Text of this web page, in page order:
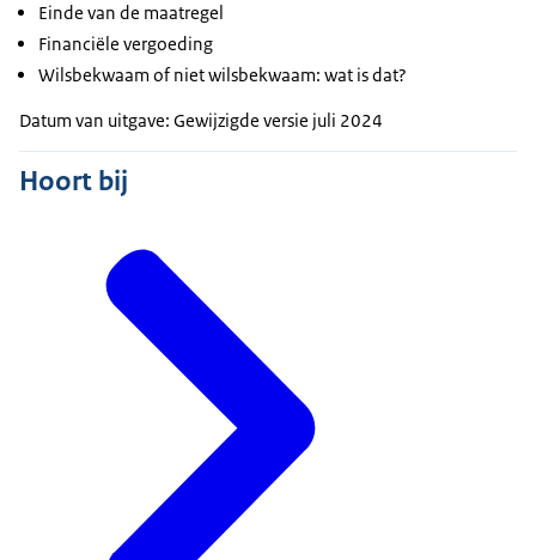
Einde van de maatregel
Financiële vergoeding
Wilsbekwaam of niet wilsbekwaam: wat is dat?
Datum van uitgave: Gewijzigde versie juli 2024
Hoort bij